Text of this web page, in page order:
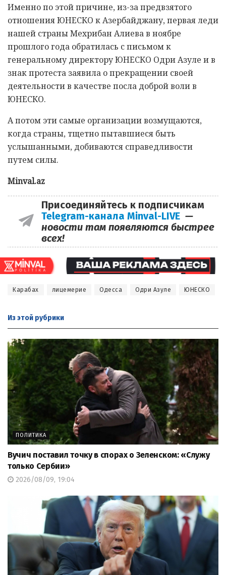
Именно по этой причине, из-за предвзятого
отношения ЮНЕСКО к Азербайджану, первая леди
нашей страны Мехрибан Алиева в ноябре
прошлого года обратилась с письмом к
генеральному директору ЮНЕСКО Одри Азуле и в
знак протеста заявила о прекращении своей
деятельности в качестве посла доброй воли в
ЮНЕСКО.
А потом эти самые организации возмущаются,
когда страны, тщетно пытавшиеся быть
услышанными, добиваются справедливости
путем силы.
Minval.az
Присоединяйтесь к подписчикам
Telegram-канала Minval-LIVE —
новости там появляются быстрее
всех!
Карабах лицемерие Одесса Одри Азуле ЮНЕСКО
Из этой рубрики
ПОЛИТИКА
Вучич поставил точку в спорах о Зеленском: «Служу
только Сербии»
2026/08/09, 19:04